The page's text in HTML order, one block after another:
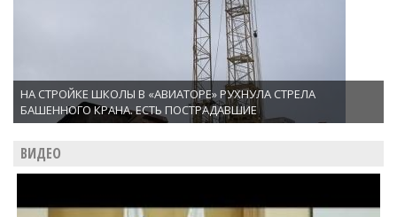
НА СТРОЙКЕ ШКОЛЫ В «АВИАТОРЕ» РУХНУЛА СТРЕЛА
БАШЕННОГО КРАНА. ЕСТЬ ПОСТРАДАВШИЕ
ВИДЕО